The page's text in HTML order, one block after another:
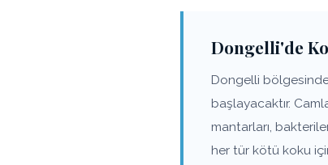
Dongelli'de
Dongelli
başlayacaktır.
mantarları,
her tür kötü koku